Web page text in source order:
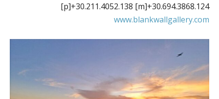
[p]+30.211.4052.138 [m]+30.694.3868.124
www.blankwallgallery.com